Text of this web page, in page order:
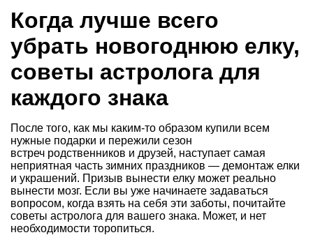
Когда лучше всего
убрать новогоднюю елку,
советы астролога для
каждого знака
После того, как мы каким-то образом купили всем
нужные подарки и пережили сезон
встреч родственников и друзей, наступает самая
неприятная часть зимних праздников — демонтаж елки
и украшений. Призыв вынести елку может реально
вынести мозг. Если вы уже начинаете задаваться
вопросом, когда взять на себя эти заботы, почитайте
советы астролога для вашего знака. Может, и нет
необходимости торопиться.